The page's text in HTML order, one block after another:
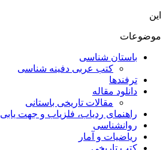
این
موضوعات
باستان شناسی
کتب عربی دفینه شناسی
ترفندها
دانلود مقاله
مقالات تاریخی باستانی
راهنمای ردیاب، فلزیاب و جهت یابی
روانشناسی
ریاضیات و آمار
کتب تاریخی